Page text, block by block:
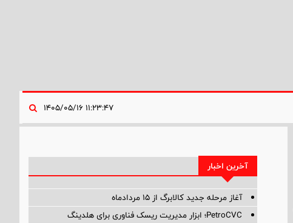
آخرین اخبار
آغاز مرحله جدید کالابرگ از ۱۵ مردادماه
PetroCVC؛ ابزار مدیریت ریسک فناوری برای هلدینگ